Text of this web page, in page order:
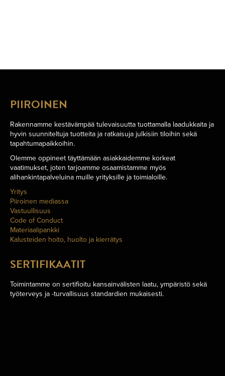
PIIROINEN
Rakennamme kestävämpää tulevaisuutta tuottamalla laadukkaita ja
hyvin suunniteltuja tuotteita ja ratkaisuja julkisiin tiloihin sekä
tapahtumapaikkoihin.
Olemme oppineet täyttämään asiakkaidemme korkeat
vaatimukset, joten tarjoamme osaamistamme myös
alihankintapalveluina muille yrityksille ja toimialoille.
Yritys
Piiroinen mediassa
Vastuullisuus
Code of Conduct
Materiaalipankki
Kalusteiden hoito, huolto ja kierrätys
SERTIFIKAATIT
Toimintamme on sertifioitu kansainvälisten laatu, ympäristö sekä
työterveys ja -turvallisuus standardien mukaisesti.